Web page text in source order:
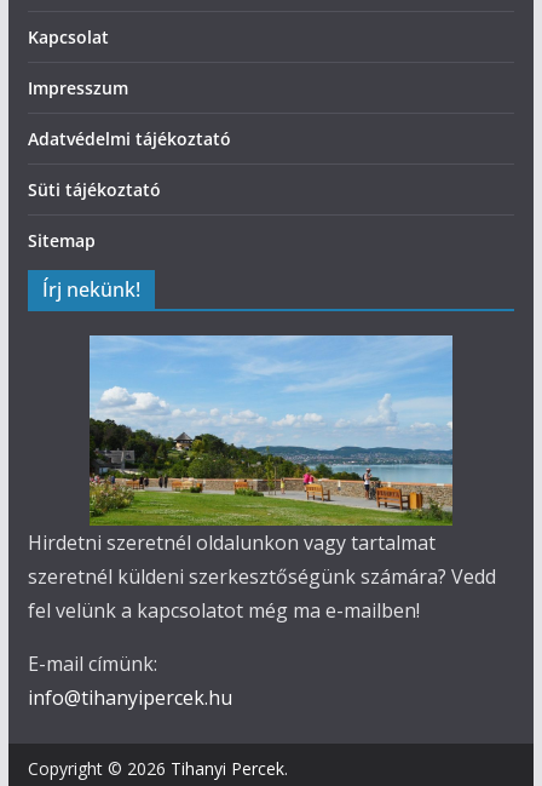
Kapcsolat
Impresszum
Adatvédelmi tájékoztató
Süti tájékoztató
Sitemap
Írj nekünk!
Hirdetni szeretnél oldalunkon vagy tartalmat
szeretnél küldeni szerkesztőségünk számára? Vedd
fel velünk a kapcsolatot még ma e-mailben!
E-mail címünk:
info@tihanyipercek.hu
Copyright © 2026 Tihanyi Percek.